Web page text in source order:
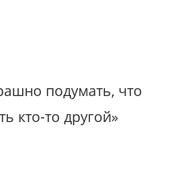
подумать, что
кто-то другой»